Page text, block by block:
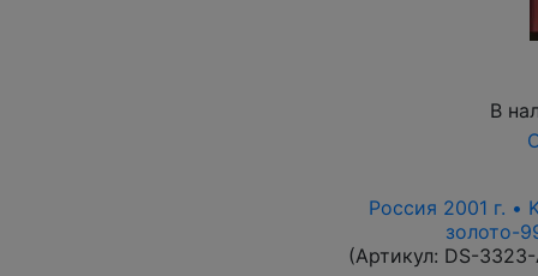
В
Россия 2001 г. •
золото-
(Артикул: DS-